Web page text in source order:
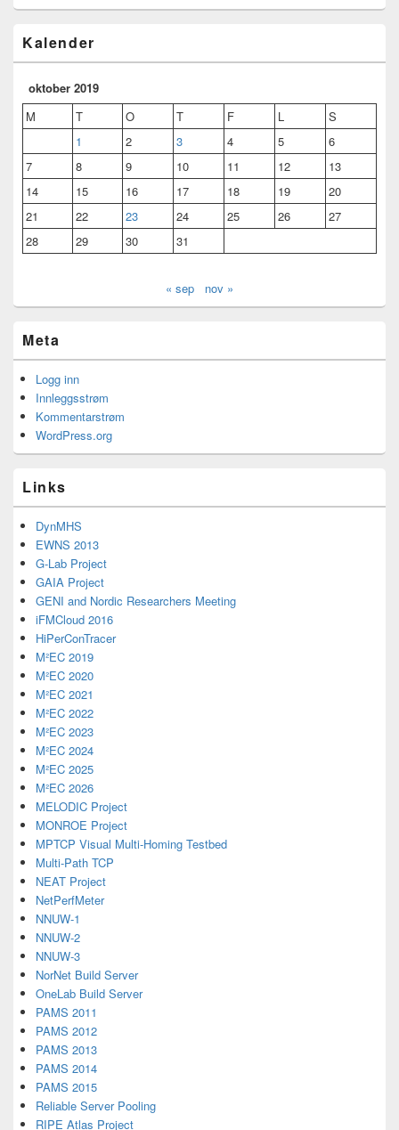
Kalender
oktober 2019
M
T O T F L
S
1
2 3 4 5
6
7
8 9 10 11 12
13
14
15 16 17 18 19
20
21
22 23 24 25 26
27
28
29 30 31
« sep nov »
Meta
Logg inn
Innleggsstrøm
Kommentarstrøm
WordPress.org
Links
DynMHS
EWNS 2013
G-Lab Project
GAIA Project
GENI and Nordic Researchers Meeting
iFMCloud 2016
HiPerConTracer
M²EC 2019
M²EC 2020
M²EC 2021
M²EC 2022
M²EC 2023
M²EC 2024
M²EC 2025
M²EC 2026
MELODIC Project
MONROE Project
MPTCP Visual Multi-Homing Testbed
Multi-Path TCP
NEAT Project
NetPerfMeter
NNUW-1
NNUW-2
NNUW-3
NorNet Build Server
OneLab Build Server
PAMS 2011
PAMS 2012
PAMS 2013
PAMS 2014
PAMS 2015
Reliable Server Pooling
RIPE Atlas Project